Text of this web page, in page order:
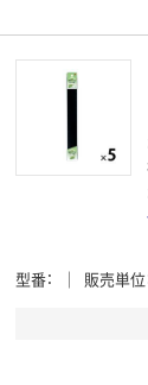
型番 販売単位